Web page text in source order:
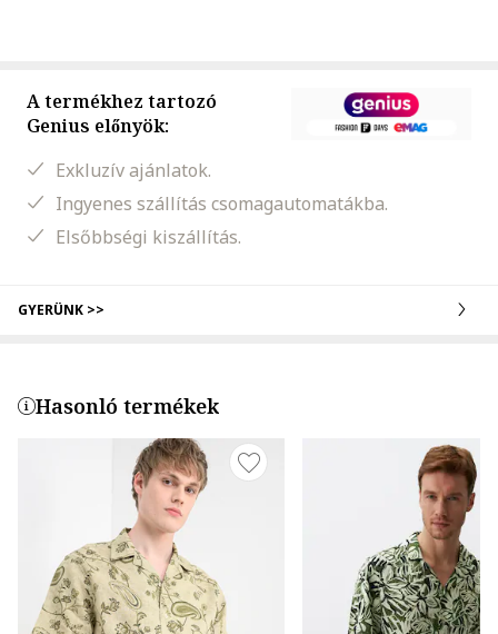
A termékhez tartozó
Genius előnyök:
Exkluzív ajánlatok.
Ingyenes szállítás csomagautomatákba.
Elsőbbségi kiszállítás.
GYERÜNK >>
Hasonló termékek